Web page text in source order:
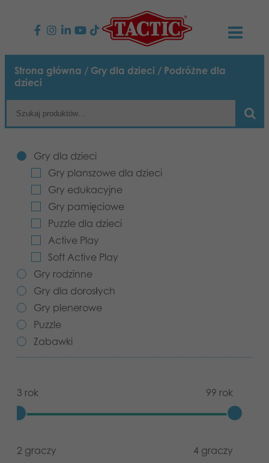
PRODUKTY
Gry rodzinne
Gry dla dorosłych
Gry plenerowe
Puzzle
Zabawki
AKTUALNOŚCI
TACTIC
Zasady postępowania
Odpowiedzialność
Nasza historia
KONTAKT
Napisz do nas
Strony internetowe
Media
Strona główna / Gry dla dzieci / Podróżne dla
dzieci
Gry dla dzieci
Gry planszowe dla dzieci
Gry edukacyjne
Gry pamięciowe
Puzzle dla dzieci
Active Play
Soft Active Play
Gry rodzinne
Gry dla dorosłych
Gry plenerowe
Puzzle
Zabawki
3 rok 99 rok
2 graczy 4 graczy